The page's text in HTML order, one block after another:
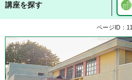
講座を探す
ページID：